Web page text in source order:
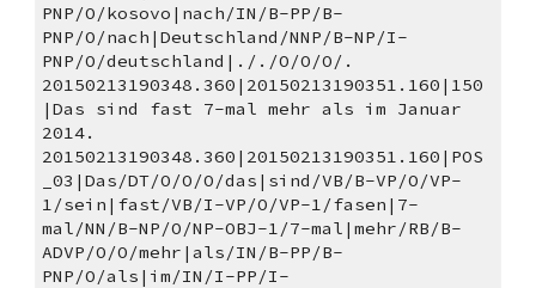
PNP/O/kosovo|nach/IN/B-PP/B-
PNP/O/nach|Deutschland/NNP/B-NP/I-
PNP/O/deutschland|././O/O/O/.
20150213190348.360|20150213190351.160|150
|Das sind fast 7-mal mehr als im Januar
2014.
20150213190348.360|20150213190351.160|POS
_03|Das/DT/O/O/O/das|sind/VB/B-VP/O/VP-
1/sein|fast/VB/I-VP/O/VP-1/fasen|7-
mal/NN/B-NP/O/NP-OBJ-1/7-mal|mehr/RB/B-
ADVP/O/O/mehr|als/IN/B-PP/B-
PNP/O/als|im/IN/I-PP/I-